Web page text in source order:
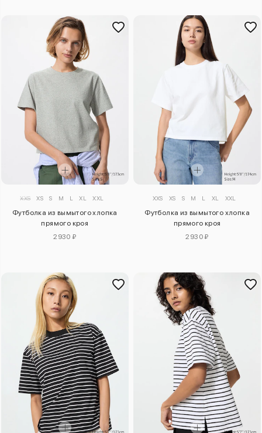
XXS XS S M L XL XXL
Футболка из вымытого хлопка
прямого кроя
2930 ₽
XXS XS S M L XL XXL
Футболка из вымытого хлопка
прямого кроя
2930 ₽